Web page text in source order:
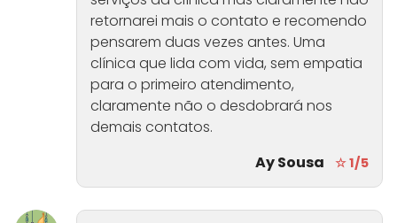
retornarei mais o contato e recomendo
pensarem duas vezes antes. Uma
clínica que lida com vida, sem empatia
para o primeiro atendimento,
claramente não o desdobrará nos
demais contatos.
Ay Sousa
☆ 1/5